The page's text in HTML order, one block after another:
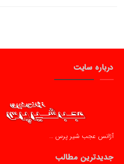
درباره سایت
آژانس عجب شیر پرس …
جدیدترین مطالب